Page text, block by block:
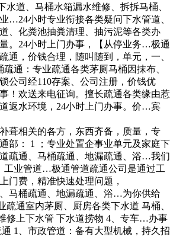
道、马桶水箱漏水维修、拆拆马桶、
…24小时专业衔接各类疑问下水管道、
、化粪池抽粪清理、抽污泥等各类办
。24小时上门办事，【从停业务…极通
通，价钱合理，随叫随到，单元，一、
通：专业疏通各类茅厕马桶因抹布、
公司经110存案、公司注册，价钱优
！欢送来电征询。擅长疏通各类缘由惹
返水环境，24小时上门办事。价…宾
相关的各方，东西齐备，质量，专
部： 1 ；专业处置企事业单元及家庭下
疏通、马桶疏通、地漏疏通、浴…我们
工业管道…极通管道疏通公司是通过工
门费，精准快速处理问题，
桶疏通、地漏疏通、浴…为你供给
疏通室内茅厕、厨房各类下水道 马桶、
修上下水管 下水道捞物 4、专车…办事
1、市政管道：备有大型机械，持久招